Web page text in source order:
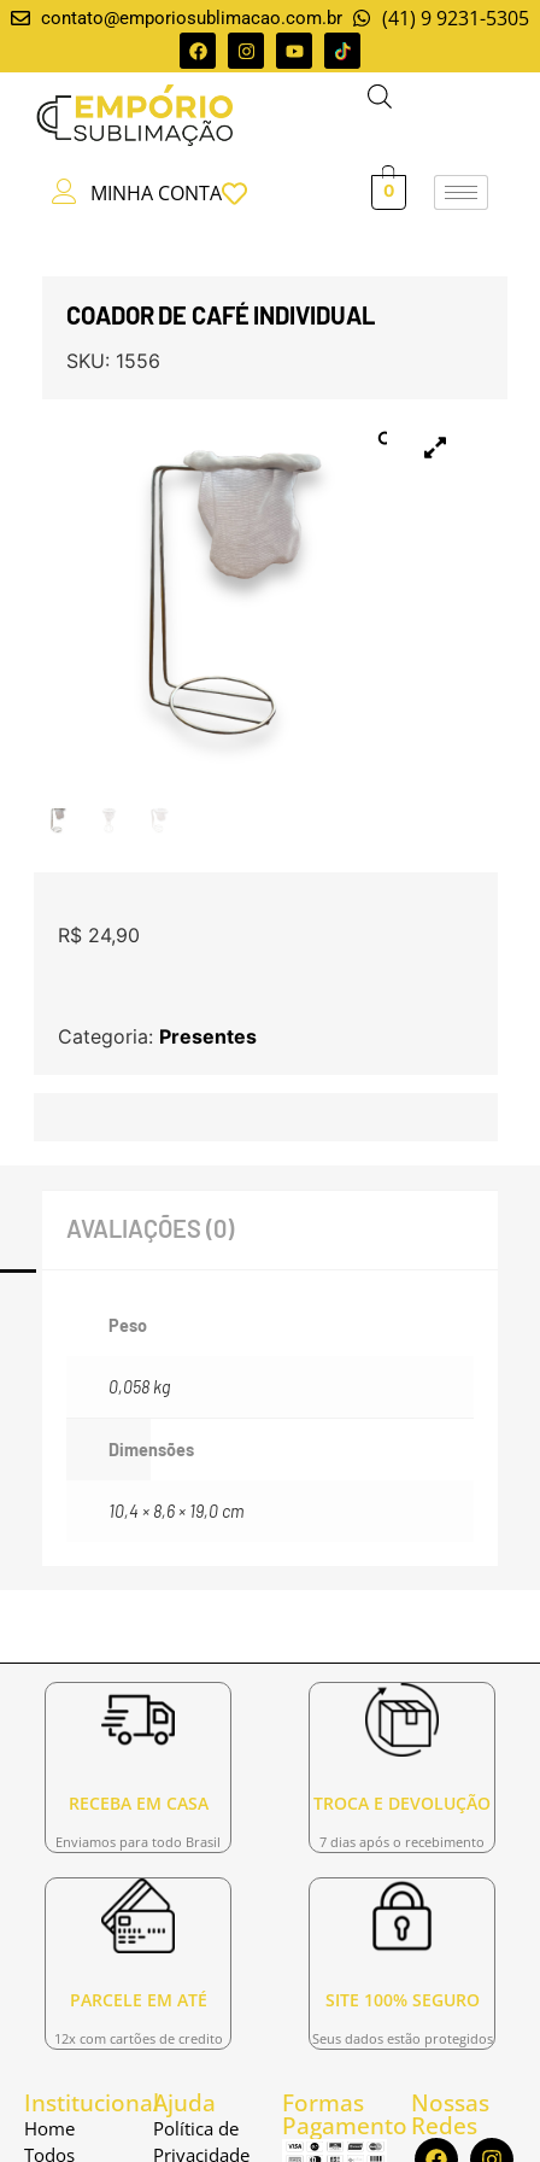
contato@emporiosublimacao.com.br (41) 9 9231-5305
MINHA CONTA 0
COADOR DE CAFÉ INDIVIDUAL
SKU: 1556
R$24,90
Categoria: Presentes
AVALIAÇÕES (0)
Peso
0,058 kg
Dimensões
10,4 × 8,6 × 19,0 cm
RECEBA EM CASA
Enviamos para todo Brasil
TROCA E DEVOLUÇÃO
7 dias após o recebimento
PARCELE EM ATÉ
12x com cartões de credito
SITE 100% SEGURO
Seus dados estão protegidos
Institucional
Home
Todos
Ajuda
Política de
Privacidade
Formas
Pagamento
Nossas
Redes